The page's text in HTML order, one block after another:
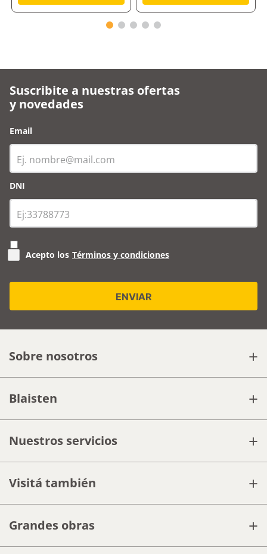
Suscribite a nuestras ofertas
y novedades
Email
DNI
Acepto los Términos y condiciones
Sobre nosotros +
Blaisten +
Nuestros servicios +
Visitá también +
Grandes obras +